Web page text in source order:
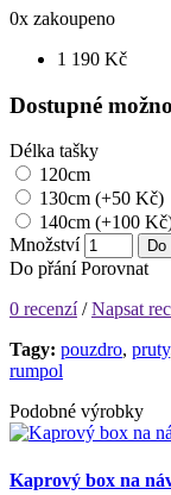
0x zakoupeno
1 190 Kč
Dostupné
Délka tašky
120cm
130cm (+50 Kč)
140cm (+100
Množství
Do přání Porovnat
0 recenzí/Napsat
Tagy: pouzdro, pruty
rumpol
Podobné výrobky
Kaprový box na